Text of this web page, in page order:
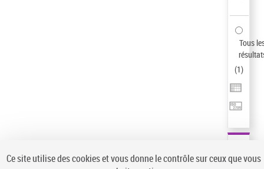
Tous
(1)
Ce site utilise des cookies et vous donne le contrôle sur ceux que vous